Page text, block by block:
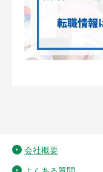
会社概要